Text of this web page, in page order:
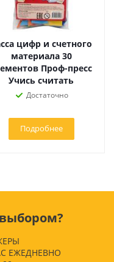
цифр и счетного
материала 30
Проф-пресс
Учись считать
Достаточно
Подробнее
ЕЖЕДНЕВНО